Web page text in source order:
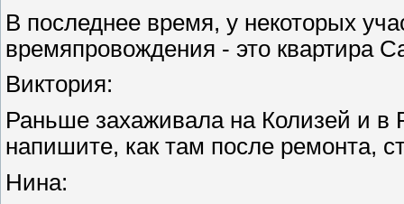
В последнее время, у некоторых
времяпровождения - это квартира
Виктория:
Раньше захаживала на Колизей и в
напишите, как там после ремонта,
Нина: